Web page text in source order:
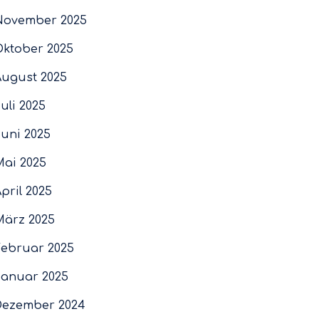
2025
2025
2025
2025
2025
2025
2025
2025
2025
2025
2024